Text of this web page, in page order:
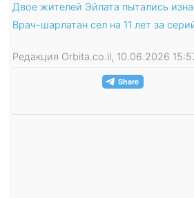
Двое жителей Эйлата пытались
Врач-шарлатан сел на 11 лет за
Редакция Orbita.co.il, 10.06.2026